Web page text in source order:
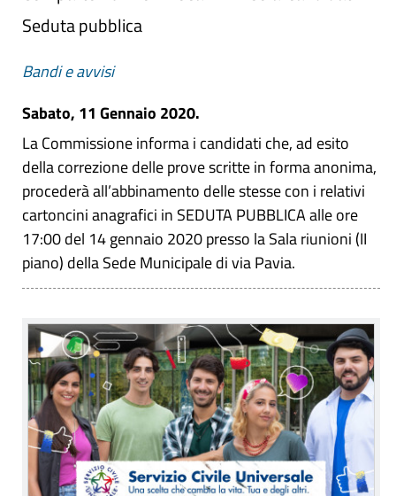
Seduta pubblica
Bandi e avvisi
Sabato, 11 Gennaio 2020.
La Commissione informa i candidati che, ad esito
della correzione delle prove scritte in forma anonima,
procederà all’abbinamento delle stesse con i relativi
cartoncini anagrafici in SEDUTA PUBBLICA alle ore
17:00 del 14 gennaio 2020 presso la Sala riunioni (II
piano) della Sede Municipale di via Pavia.